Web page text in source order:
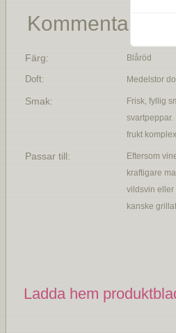
Kommentar
Färg: Blåröd
Doft: Medelstor
Smak:
Frisk, fyllig
frukt
Passar till:
Eftersom
kraftigare
vildsvin eller
kanske
Ladda hem